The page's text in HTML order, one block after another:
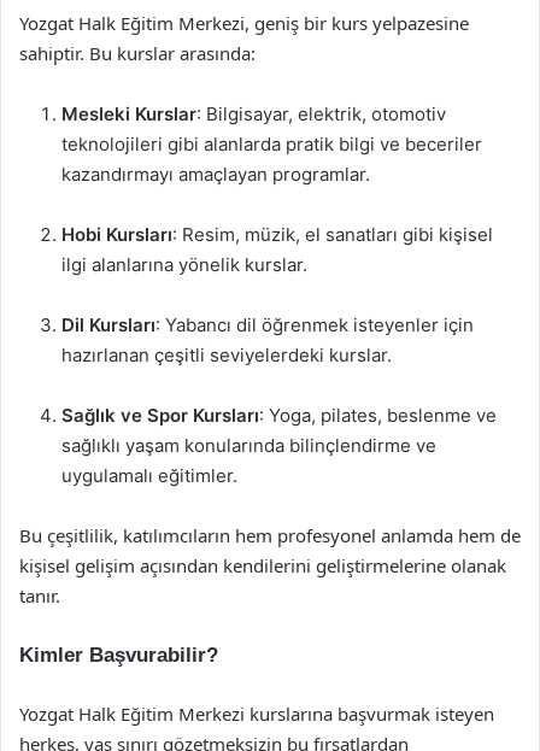
Yozgat Halk Eğitim Merkezi, geniş bir kurs yelpazesine
sahiptir. Bu kurslar arasında:
Mesleki Kurslar: Bilgisayar, elektrik, otomotiv
teknolojileri gibi alanlarda pratik bilgi ve beceriler
kazandırmayı amaçlayan programlar.
Hobi Kursları: Resim, müzik, el sanatları gibi kişisel
ilgi alanlarına yönelik kurslar.
Dil Kursları: Yabancı dil öğrenmek isteyenler için
hazırlanan çeşitli seviyelerdeki kurslar.
Sağlık ve Spor Kursları: Yoga, pilates, beslenme ve
sağlıklı yaşam konularında bilinçlendirme ve
uygulamalı eğitimler.
Bu çeşitlilik, katılımcıların hem profesyonel anlamda hem de
kişisel gelişim açısından kendilerini geliştirmelerine olanak
tanır.
Kimler Başvurabilir?
Yozgat Halk Eğitim Merkezi kurslarına başvurmak isteyen
herkes, yaş sınırı gözetmeksizin bu fırsatlardan